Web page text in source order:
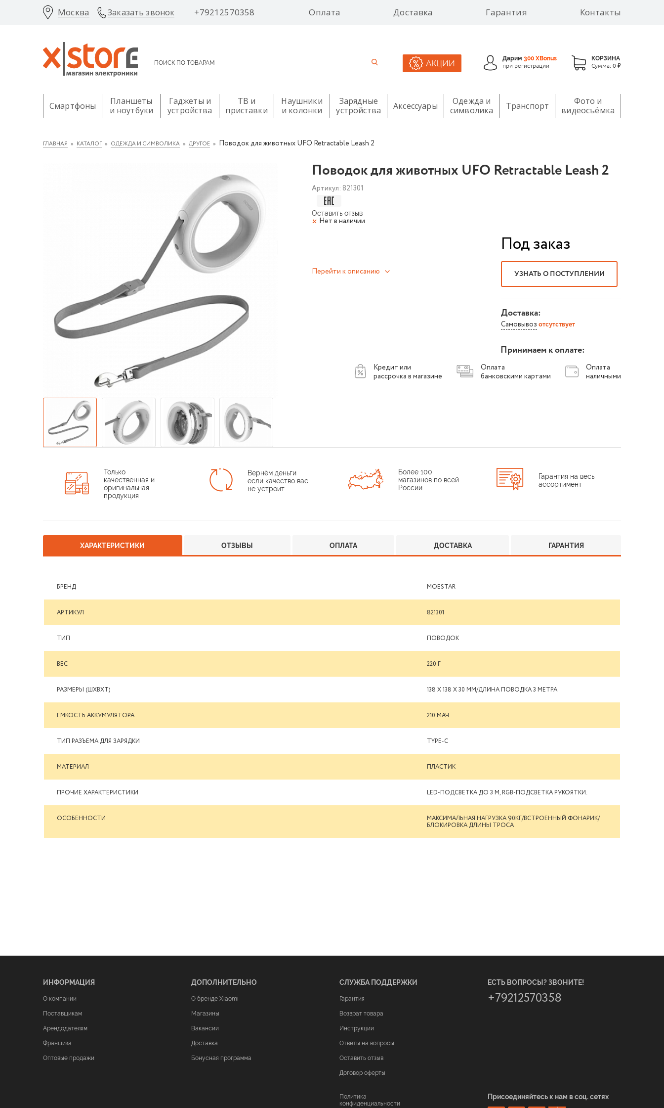
Москва Заказать звонок +79212570358 Оплата Доставка Гарантия Контакты
АКЦИИ
Дарим 300 XBonus
при регистрации
КОРЗИНА
Сумма: 0 ₽
Смартфоны
Планшеты
и ноутбуки
Гаджеты и
устройства
ТВ и
приставки
Наушники
и колонки
Зарядные
устройства
Аксессуары
Одежда и
символика
Транспорт
Фото и
видеосъёмка
ГЛАВНАЯ КАТАЛОГ ОДЕЖДА И СИМВОЛИКА ДРУГОЕ Поводок для животных UFO Retractable Leash 2
Поводок для животных UFO Retractable Leash 2
Артикул: 821301
Оставить отзыв
Нет в наличии
Перейти к описанию
Под заказ
УЗНАТЬ О ПОСТУПЛЕНИИ
Доставка:
Самовывоз отсутствует
Принимаем к оплате:
Оплата
наличными
Оплата
банковскими картами
Кредит или
рассрочка в магазине
Только
качественная и
оригинальная
продукция
Вернём деньги
если качество вас
не устроит
Более 100
магазинов по всей
России
Гарантия на весь
ассортимент
ХАРАКТЕРИСТИКИ ОТЗЫВЫ ОПЛАТА ДОСТАВКА ГАРАНТИЯ
БРЕНД MOESTAR
АРТИКУЛ 821301
ТИП ПОВОДОК
ВЕС 220 Г
РАЗМЕРЫ (ШXВXТ) 138 Х 138 Х 30 ММ/ДЛИНА ПОВОДКА 3 МЕТРА
ЕМКОСТЬ АККУМУЛЯТОРА 210 МАЧ
ТИП РАЗЪЕМА ДЛЯ ЗАРЯДКИ TYPE-C
МАТЕРИАЛ ПЛАСТИК
ПРОЧИЕ ХАРАКТЕРИСТИКИ LED-ПОДСВЕТКА ДО 3 М, RGB-ПОДСВЕТКА РУКОЯТКИ.
ОСОБЕННОСТИ
МАКСИМАЛЬНАЯ НАГРУЗКА 90КГ/ВСТРОЕННЫЙ ФОНАРИК/
БЛОКИРОВКА ДЛИНЫ ТРОСА
ИНФОРМАЦИЯ
О компании
Поставщикам
Арендодателям
Франшиза
Оптовые продажи
ДОПОЛНИТЕЛЬНО
О бренде Xiaomi
Магазины
Вакансии
Доставка
Бонусная программа
СЛУЖБА ПОДДЕРЖКИ
Гарантия
Возврат товара
Инструкции
Ответы на вопросы
Оставить отзыв
Договор оферты
ЕСТЬ ВОПРОСЫ? ЗВОНИТЕ!
+79212570358
Политика
конфиденциальности
Присоединяйтесь к нам в соц. сетях